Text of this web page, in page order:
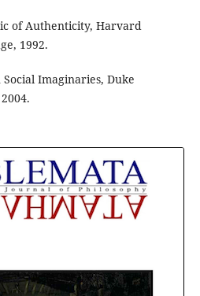
of Authenticity, Harvard
1992.
Imaginaries, Duke